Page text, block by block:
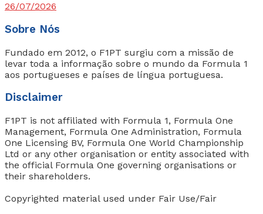
26/07/2026
Sobre Nós
Fundado em 2012, o F1PT surgiu com a missão de
levar toda a informação sobre o mundo da Formula 1
aos portugueses e países de língua portuguesa.
Disclaimer
F1PT is not affiliated with Formula 1, Formula One
Management, Formula One Administration, Formula
One Licensing BV, Formula One World Championship
Ltd or any other organisation or entity associated with
the official Formula One governing organisations or
their shareholders.
Copyrighted material used under Fair Use/Fair